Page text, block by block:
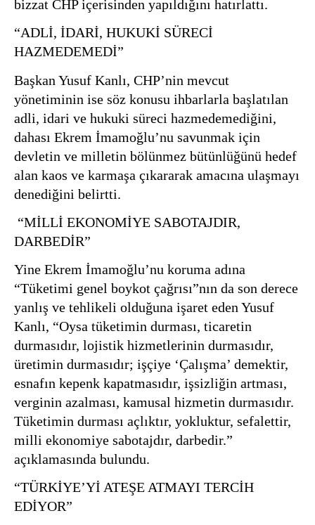
bizzat CHP içerisinden yapıldığını hatırlattı.
“ADLİ, İDARİ, HUKUKİ SÜRECİ
HAZMEDEMEDİ”
Başkan Yusuf Kanlı, CHP’nin mevcut
yönetiminin ise söz konusu ihbarlarla başlatılan
adli, idari ve hukuki süreci hazmedemediğini,
dahası Ekrem İmamoğlu’nu savunmak için
devletin ve milletin bölünmez bütünlüğünü hedef
alan kaos ve karmaşa çıkararak amacına ulaşmayı
denediğini belirtti.
“MİLLİ EKONOMİYE SABOTAJDIR,
DARBEDİR”
Yine Ekrem İmamoğlu’nu koruma adına
“Tüketimi genel boykot çağrısı”nın da son derece
yanlış ve tehlikeli olduğuna işaret eden Yusuf
Kanlı, “Oysa tüketimin durması, ticaretin
durmasıdır, lojistik hizmetlerinin durmasıdır,
üretimin durmasıdır; işçiye ‘Çalışma’ demektir,
esnafın kepenk kapatmasıdır, işsizliğin artması,
verginin azalması, kamusal hizmetin durmasıdır.
Tüketimin durması açlıktır, yokluktur, sefalettir,
milli ekonomiye sabotajdır, darbedir.”
açıklamasında bulundu.
“TÜRKİYE’Yİ ATEŞE ATMAYI TERCİH
EDİYOR”